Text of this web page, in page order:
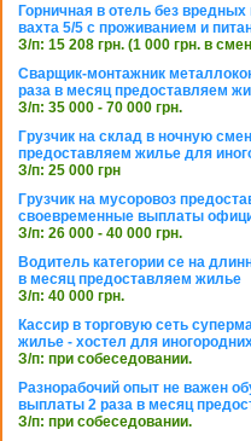
Горничная в отель без
вахта 5/5 с проживанием и
З/п: 15 208 грн. (1 000 грн. в
Сварщик-монтажник
раза в месяц предоставляем
З/п: 35 000 - 70 000 грн.
Грузчик на склад в ночную
предоставляем жилье для
З/п: 25 000 грн
Грузчик на мусоровоз
своевременные выплаты
З/п: 26 000 - 40 000 грн.
Водитель категории се на
в месяц предоставляем жилье
З/п: 40 000 грн.
Кассир в торговую сеть
жилье - хостел для
З/п: при собеседовании.
Разнорабочий опыт не важен
выплаты 2 раза в месяц
З/п: при собеседовании.